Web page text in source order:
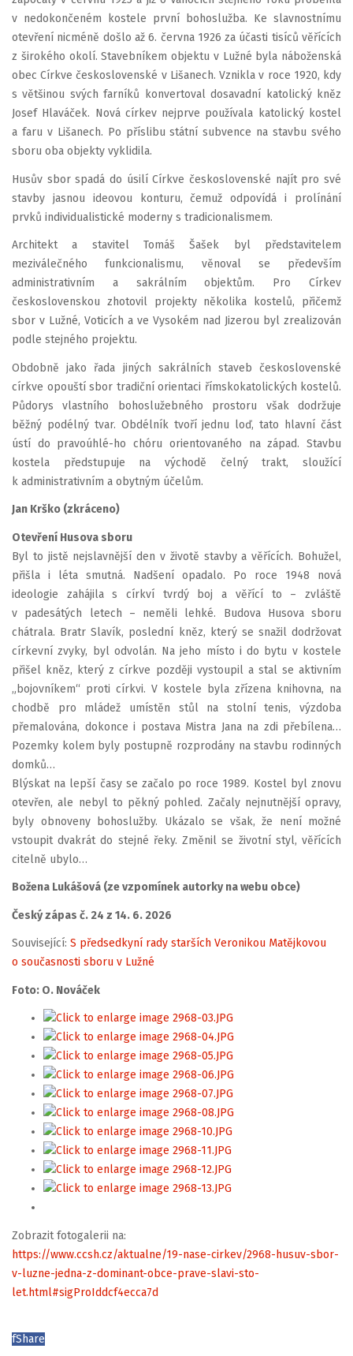
v nedokončeném kostele první bohoslužba. Ke slavnostnímu
otevření nicméně došlo až 6. června 1926 za účasti tisíců věřících
z širokého okolí. Stavebníkem objektu v Lužné byla náboženská
obec Církve československé v Lišanech. Vznikla v roce 1920, kdy
s většinou svých farníků konvertoval dosavadní katolický kněz
Josef Hlaváček. Nová církev nejprve používala katolický kostel
a faru v Lišanech. Po příslibu státní subvence na stavbu svého
sboru oba objekty vyklidila.
Husův sbor spadá do úsilí Církve československé najít pro své
stavby jasnou ideovou konturu, čemuž odpovídá i prolínání
prvků individualistické moderny s tradicionalismem.
Architekt a stavitel Tomáš Šašek byl představitelem
meziválečného funkcionalismu, věnoval se především
administrativním a sakrálním objektům. Pro Církev
československou zhotovil projekty několika kostelů, přičemž
sbor v Lužné, Voticích a ve Vysokém nad Jizerou byl zrealizován
podle stejného projektu.
Obdobně jako řada jiných sakrálních staveb československé
církve opouští sbor tradiční orientaci římskokatolických kostelů.
Půdorys vlastního bohoslužebného prostoru však dodržuje
běžný podélný tvar. Obdélník tvoří jednu loď, tato hlavní část
ústí do pravoúhlé-ho chóru orientovaného na západ. Stavbu
kostela předstupuje na východě čelný trakt, sloužící
k administrativním a obytným účelům.
Jan Krško (zkráceno)
Otevření Husova sboru
Byl to jistě nejslavnější den v životě stavby a věřících. Bohužel,
přišla i léta smutná. Nadšení opadalo. Po roce 1948 nová
ideologie zahájila s církví tvrdý boj a věřící to – zvláště
v padesátých letech – neměli lehké. Budova Husova sboru
chátrala. Bratr Slavík, poslední kněz, který se snažil dodržovat
církevní zvyky, byl odvolán. Na jeho místo i do bytu v kostele
přišel kněz, který z církve později vystoupil a stal se aktivním
„bojovníkem“ proti církvi. V kostele byla zřízena knihovna, na
chodbě pro mládež umístěn stůl na stolní tenis, výzdoba
přemalována, dokonce i postava Mistra Jana na zdi přebílena…
Pozemky kolem byly postupně rozprodány na stavbu rodinných
domků…
Blýskat na lepší časy se začalo po roce 1989. Kostel byl znovu
otevřen, ale nebyl to pěkný pohled. Začaly nejnutnější opravy,
byly obnoveny bohoslužby. Ukázalo se však, že není možné
vstoupit dvakrát do stejné řeky. Změnil se životní styl, věřících
citelně ubylo…
Božena Lukášová (ze vzpomínek autorky na webu obce)
Český zápas č. 24 z 14. 6. 2026
Související: S předsedkyní rady starších Veronikou Matějkovou
o současnosti sboru v Lužné
Foto: O. Nováček
Zobrazit fotogalerii na:
https://www.ccsh.cz/aktualne/19-nase-cirkev/2968-husuv-sbor-
v-luzne-jedna-z-dominant-obce-prave-slavi-sto-
let.html#sigProIddcf4ecca7d
fShare